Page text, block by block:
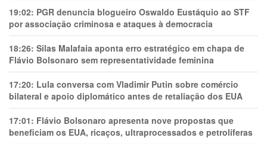
19:02: PGR denuncia blogueiro Oswaldo Eustáquio ao STF
por associação criminosa e ataques à democracia
18:26: Silas Malafaia aponta erro estratégico em chapa de
Flávio Bolsonaro sem representatividade feminina
17:20: Lula conversa com Vladimir Putin sobre comércio
bilateral e apoio diplomático antes de retaliação dos EUA
17:01: Flávio Bolsonaro apresenta nove propostas que
beneficiam os EUA, ricaços, ultraprocessados e petrolíferas